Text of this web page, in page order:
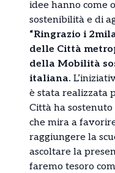
idee hanno come
sostenibilità e di
“Ringrazio i
delle Città
della Mobilità
italiana.
è stata realizzata
Città ha sostenuto
che mira a
raggiungere la
ascoltare la
faremo tesoro